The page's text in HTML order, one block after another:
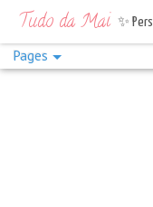
Tudo da Mai ✨ Personalize
Pages